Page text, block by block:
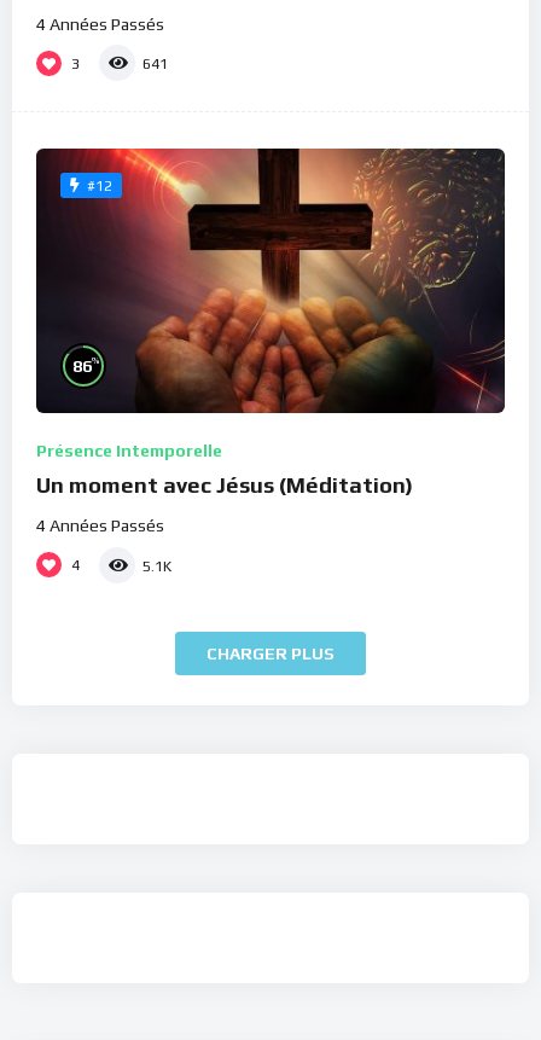
4 Années Passés
3 641
#12
86%
Présence Intemporelle
Un moment avec Jésus (Méditation)
4 Années Passés
4 5.1K
CHARGER PLUS